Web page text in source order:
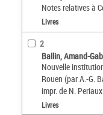
Notes relatives à
Livres
2
Ballin, Amand-
Nouvelle
Rouen (par A.-G.
impr. de N. Periaux
Livres